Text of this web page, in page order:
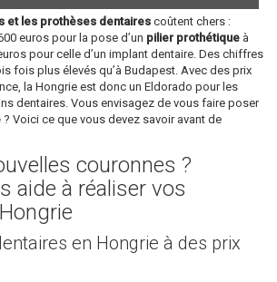
et les prothèses dentaires coûtent chers :
euros pour la pose d’un pilier prothétique à
pour celle d’un implant dentaire. Des chiffres
fois plus élevés qu’à Budapest. Avec des prix
la Hongrie est donc un Eldorado pour les
dentaires. Vous envisagez de vous faire poser
? Voici ce que vous devez savoir avant de
couronnes ?
aide à réaliser vos
en Hongrie à des prix